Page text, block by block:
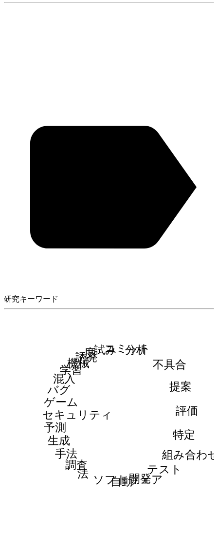
研究キーワード
分析
不具合
提案
評価
特定
組み合わ
テスト
開発
自動
ソフトウェア
法
調査
手法
生成
予測
セキュリティ
ゲーム
バグ
混入
学習
機械
誘発
度試みコミット